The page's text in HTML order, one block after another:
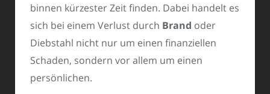
binnen kürzester Zeit finden. Dabei handelt es
sich bei einem Verlust durch Brand oder
Diebstahl nicht nur um einen finanziellen
Schaden, sondern vor allem um einen
persönlichen.